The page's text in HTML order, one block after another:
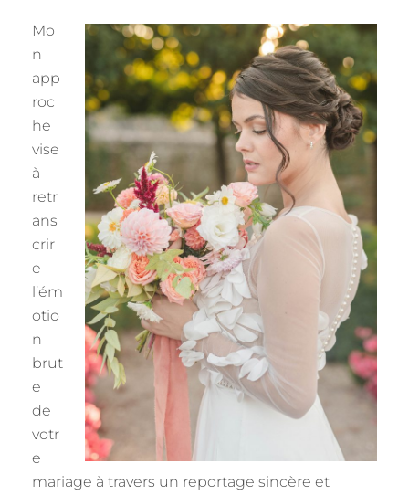
Mo
n
app
roc
he
vise
à
retr
ans
crir
e
l’ém
otio
n
brut
e
de
votr
e
mariage à travers un reportage sincère et